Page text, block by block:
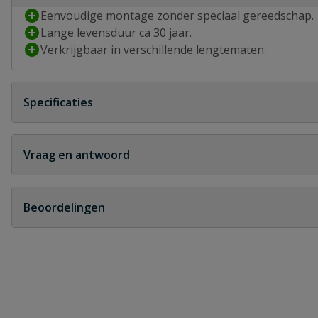
Eenvoudige montage zonder speciaal gereedschap.
Lange levensduur ca 30 jaar.
Verkrijgbaar in verschillende lengtematen.
Specificaties
Diameter 120 mm
Kleur
Vraag en antwoord
Geen vragen
Beoordelingen